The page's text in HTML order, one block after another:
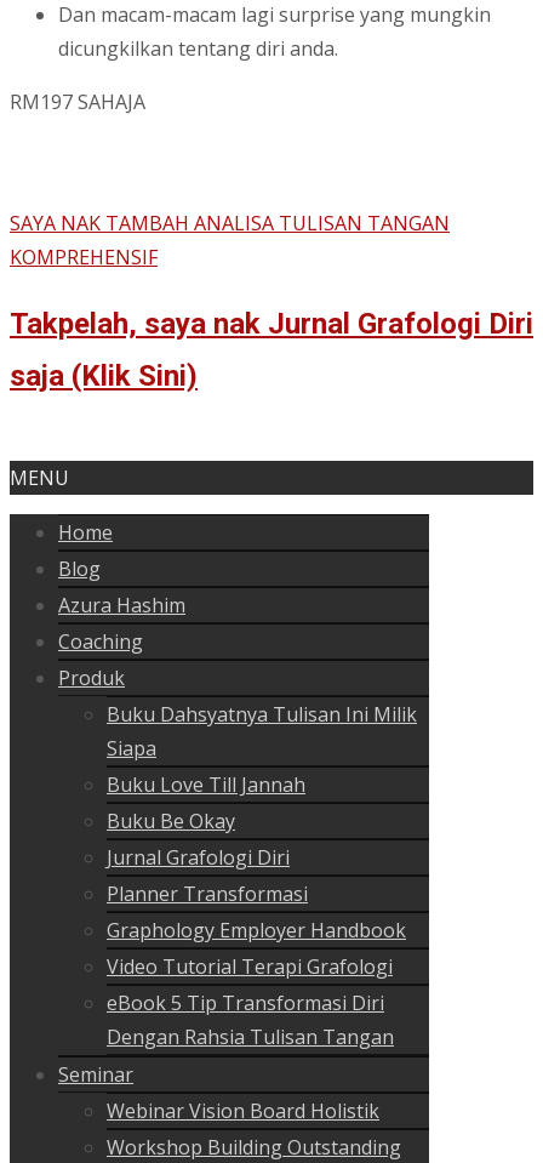
Dan macam-macam lagi surprise yang mungkin
dicungkilkan tentang diri anda.
RM197 SAHAJA
SAYA NAK TAMBAH ANALISA TULISAN TANGAN
KOMPREHENSIF
Takpelah, saya nak Jurnal Grafologi Diri
saja (Klik Sini)
MENU
Home
Blog
Azura Hashim
Coaching
Produk
Buku Dahsyatnya Tulisan Ini Milik
Siapa
Buku Love Till Jannah
Buku Be Okay
Jurnal Grafologi Diri
Planner Transformasi
Graphology Employer Handbook
Video Tutorial Terapi Grafologi
eBook 5 Tip Transformasi Diri
Dengan Rahsia Tulisan Tangan
Seminar
Webinar Vision Board Holistik
Workshop Building Outstanding